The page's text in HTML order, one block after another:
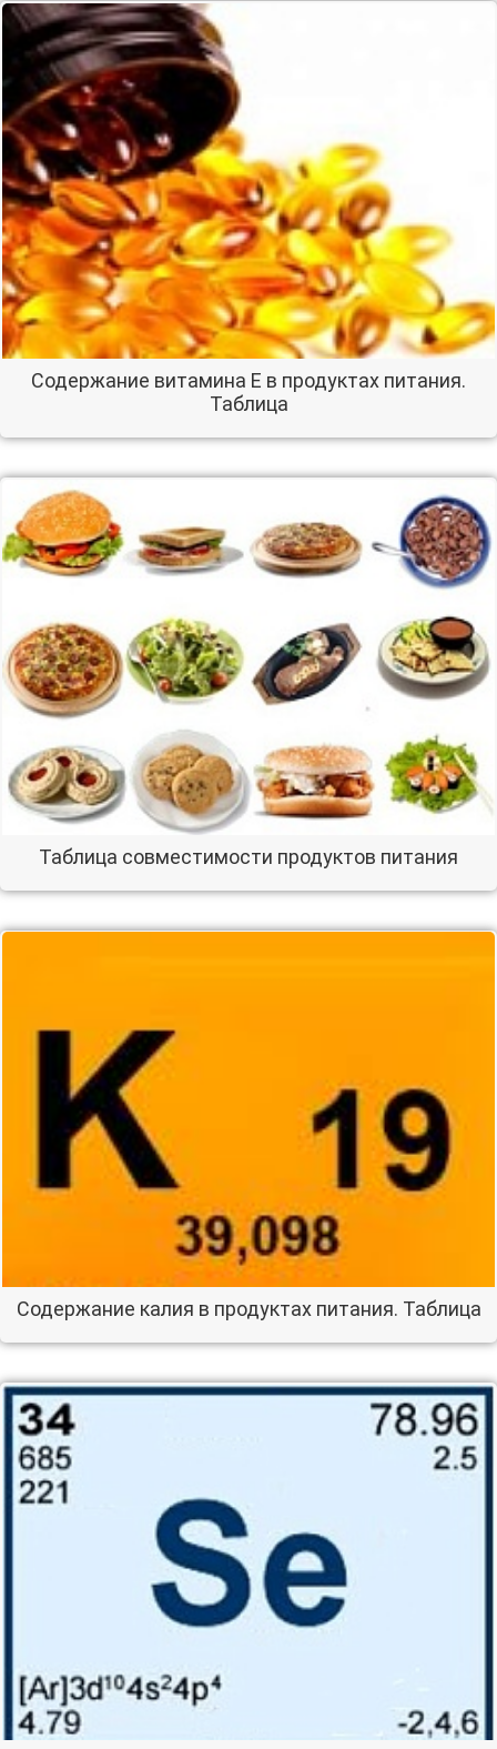
Содержание витамина Е в продуктах питания.
Таблица
Таблица совместимости продуктов питания
Содержание калия в продуктах питания. Таблица